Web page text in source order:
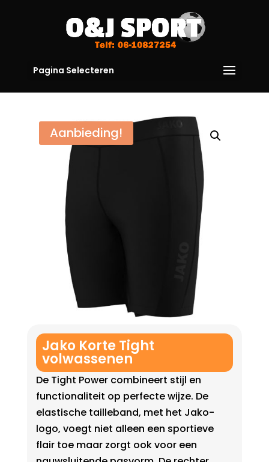
Pagina Selecteren
Aanbieding!
Jako Korte Tight
volwassenen
De Tight Power combineert stijl en
functionaliteit op perfecte wijze. De
elastische tailleband, met het Jako-
logo, voegt niet alleen een sportieve
flair toe maar zorgt ook voor een